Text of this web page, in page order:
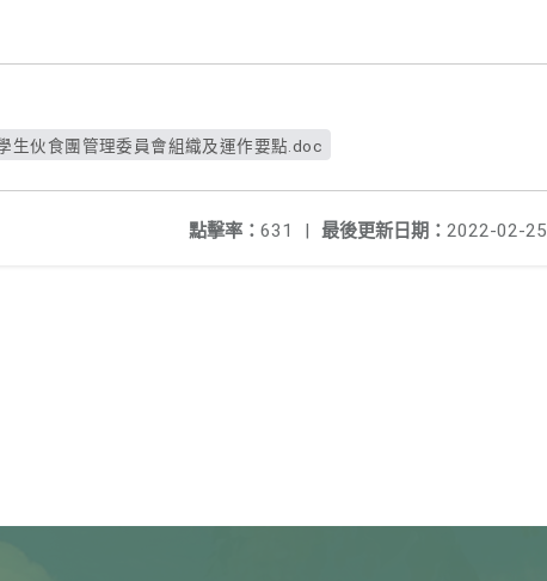
生伙食團管理委員會組織及運作要點.doc
最後更新日期： 2022-02-25
點擊率： 631 |